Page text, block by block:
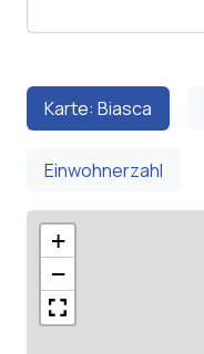
Karte: Biasca
Einwohnerzahl
+
−